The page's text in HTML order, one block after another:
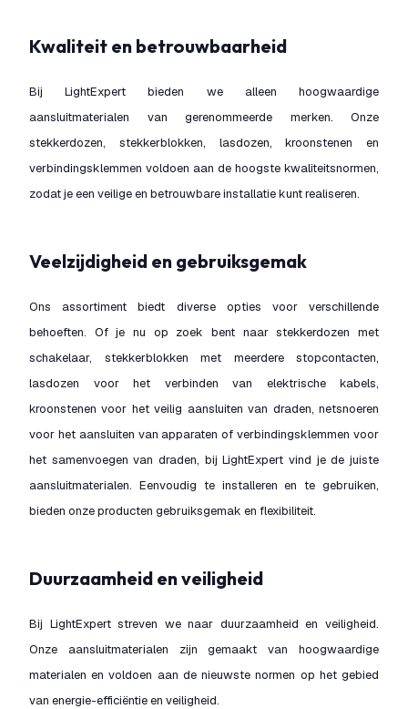
Kwaliteit en betrouwbaarheid
Bij LightExpert bieden we alleen hoogwaardige
aansluitmaterialen van gerenommeerde merken. Onze
stekkerdozen, stekkerblokken, lasdozen, kroonstenen en
verbindingsklemmen voldoen aan de hoogste kwaliteitsnormen,
zodat je een veilige en betrouwbare installatie kunt realiseren.
Veelzijdigheid en gebruiksgemak
Ons assortiment biedt diverse opties voor verschillende
behoeften. Of je nu op zoek bent naar stekkerdozen met
schakelaar, stekkerblokken met meerdere stopcontacten,
lasdozen voor het verbinden van elektrische kabels,
kroonstenen voor het veilig aansluiten van draden, netsnoeren
voor het aansluiten van apparaten of verbindingsklemmen voor
het samenvoegen van draden, bij LightExpert vind je de juiste
aansluitmaterialen. Eenvoudig te installeren en te gebruiken,
bieden onze producten gebruiksgemak en flexibiliteit.
Duurzaamheid en veiligheid
Bij LightExpert streven we naar duurzaamheid en veiligheid.
Onze aansluitmaterialen zijn gemaakt van hoogwaardige
materialen en voldoen aan de nieuwste normen op het gebied
van energie-efficiëntie en veiligheid.